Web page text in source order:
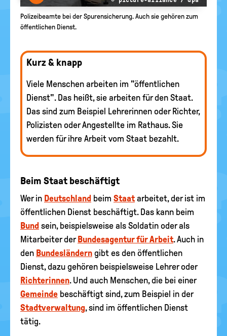
Polizeibeamte bei der Spurensicherung. Auch sie gehören zum
öffentlichen Dienst.
Kurz & knapp
Viele Menschen arbeiten im "öffentlichen
Dienst". Das heißt, sie arbeiten für den Staat.
Das sind zum Beispiel Lehrerinnen oder Richter,
Polizisten oder Angestellte im Rathaus. Sie
werden für ihre Arbeit vom Staat bezahlt.
Beim Staat beschäftigt
Wer in Deutschland beim Staatarbeitet, der ist im
öffentlichen Dienst beschäftigt. Das kann beim
Bund sein, beispielsweise als Soldatin oder als
Mitarbeiter der Bundesagentur für Arbeit. Auch in
den Bundesländern gibt es den öffentlichen
Dienst, dazu gehören beispielsweise Lehrer oder
Richterinnen. Und auch Menschen, die bei einer
Gemeinde beschäftigt sind, zum Beispiel in der
Stadtverwaltung, sind im öffentlichen Dienst
tätig.